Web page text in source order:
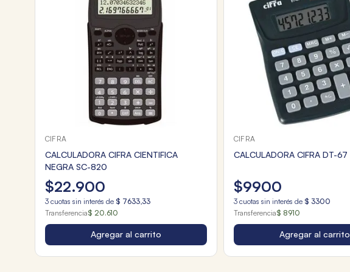
CIFRA
CALCULADORA CIFRA CIENTIFICA
NEGRA SC-820
$22.900
3 cuotas sin interés de $ 7633,33
Transferencia$ 20.610
Agregar al carrito
CIFRA
CALCULADORA CIFRA DT-67
$9900
3 cuotas sin interés de $ 3300
Transferencia$ 8910
Agregar al carrito